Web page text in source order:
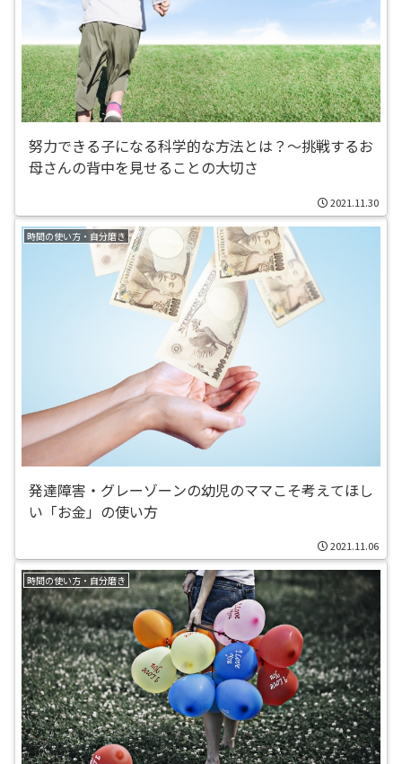
努力できる子になる科学的な方法とは？〜挑戦するお
母さんの背中を見せることの大切さ
2021.11.30
時間の使い方・自分磨き
発達障害・グレーゾーンの幼児のママこそ考えてほし
い「お金」の使い方
2021.11.06
時間の使い方・自分磨き